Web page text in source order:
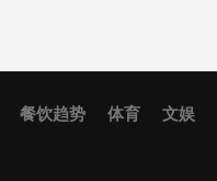
餐饮趋势 体育 文娱